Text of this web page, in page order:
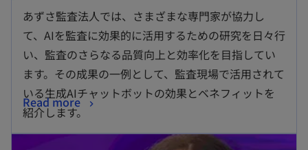
あずさ監査法人では、さまざまな専門家が協力し
て、AIを監査に効果的に活用するための研究を日々行
い、監査のさらなる品質向上と効率化を目指してい
ます。その成果の一例として、監査現場で活用されて
いる生成AIチャットボットの効果とベネフィットを
紹介します。
Read more